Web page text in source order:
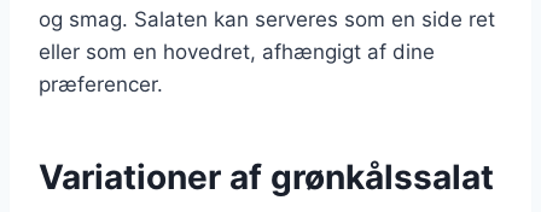
og smag. Salaten kan serveres som en side ret
eller som en hovedret, afhængigt af dine
præferencer.
Variationer af grønkålssalat